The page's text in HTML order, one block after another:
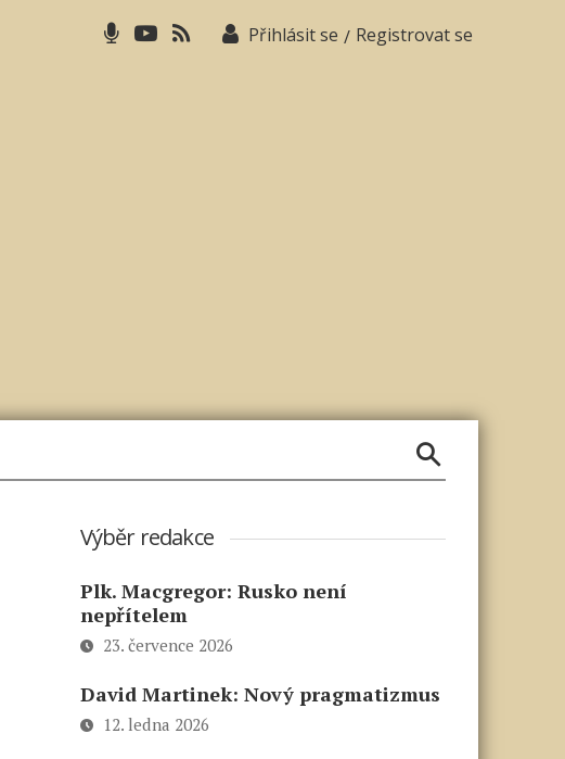
Přihlásit se / Registrovat se
Výběr redakce
Plk. Macgregor: Rusko není
nepřítelem
23. července 2026
David Martinek: Nový pragmatizmus
12. ledna 2026